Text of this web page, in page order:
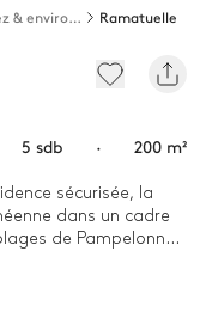
Saint-Tropez & environs Ramatuelle
5 sdb · 200 m²
sécurisée, la
dans un cadre
de Pampelonne.
vivre du Sud,